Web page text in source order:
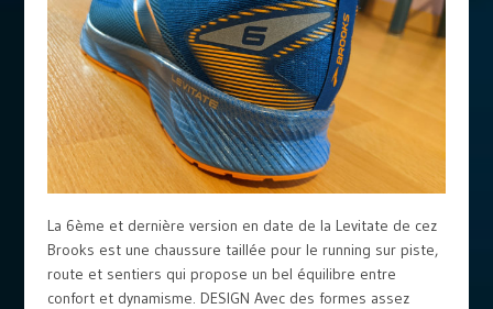
La 6ème et dernière version en date de la Levitate de cez
Brooks est une chaussure taillée pour le running sur piste,
route et sentiers qui propose un bel équilibre entre
confort et dynamisme. DESIGN Avec des formes assez